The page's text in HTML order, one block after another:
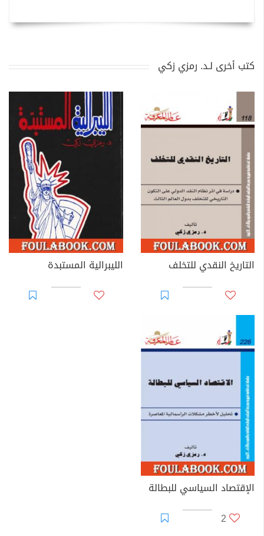
كتب أخرى لـد. رمزي زكي
التاريخ النقدي للتخلف الليبرالية المستبدة
الإقتصاد السياسي للبطالة
2